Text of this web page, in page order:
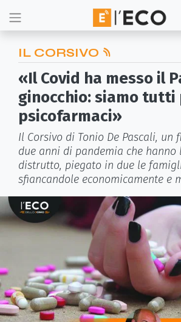
IL CORSIVO
«Il Covid ha messo il
ginocchio: siamo tutti
psicofarmaci»
Il Corsivo di Tonio De Pascali, un
due anni di pandemia che hanno
distrutto, piegato in due le
sfiancandole economicamente e